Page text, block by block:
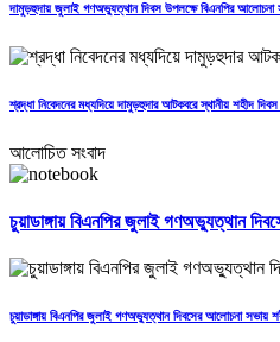
দামুড়হুদায় জুলাই গণঅভ্যুত্থান দিবস উপলক্ষে বিএনপির আলোচনা
শ্রদ্ধা নিবেদনের মধ্যদিয়ে দামুড়হুদার আটকবরে স্থানীয় শহীদ দিবস
আলোচিত সংবাদ
চুয়াডাঙ্গায় বিএনপির জুলাই গণঅভ্যুত্থান
চুয়াডাঙ্গায় বিএনপির জুলাই গণঅভ্যুত্থান দিবসের আলোচনা সভায়